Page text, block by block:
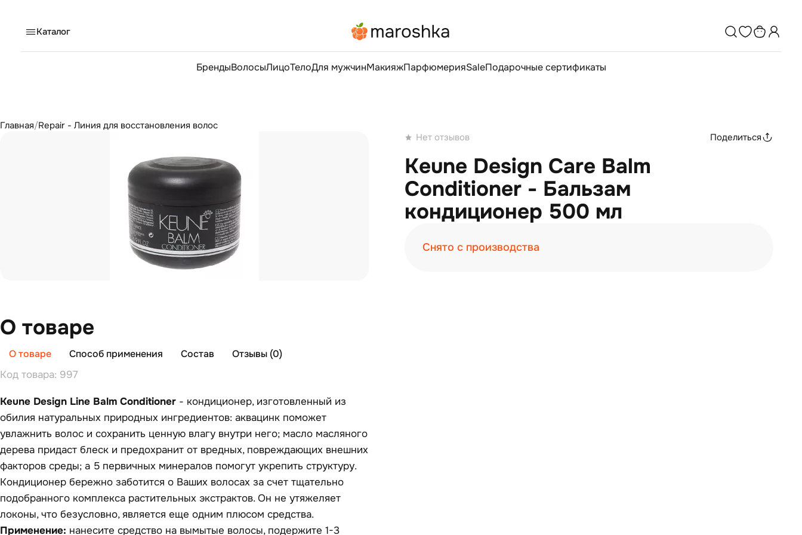
Каталог
БрендыВолосыЛицоТелоДля мужчинМакияжПарфюмерияSaleПодарочные сертификаты
Главная/Repair - Линия для восстановления волос
Нет отзывов
Поделиться
Keune Design Care Balm
Conditioner - Бальзам
кондиционер 500 мл
Снято с производства
О товаре
О товаре Способ применения Состав
Отзывы (0)
Код товара: 997
Keune Design Line Balm Conditioner - кондиционер, изготовленный из
обилия натуральных природных ингредиентов: аквацинк поможет
увлажнить волос и сохранить ценную влагу внутри него; масло масляного
дерева придаст блеск и предохранит от вредных, повреждающих внешних
факторов среды; а 5 первичных минералов помогут укрепить структуру.
Кондиционер бережно заботится о Ваших волосах за счет тщательно
подобранного комплекса растительных экстрактов. Он не утяжеляет
локоны, что безусловно, является еще одним плюсом средства.
Применение: нанесите средство на вымытые волосы, подержите 1-3